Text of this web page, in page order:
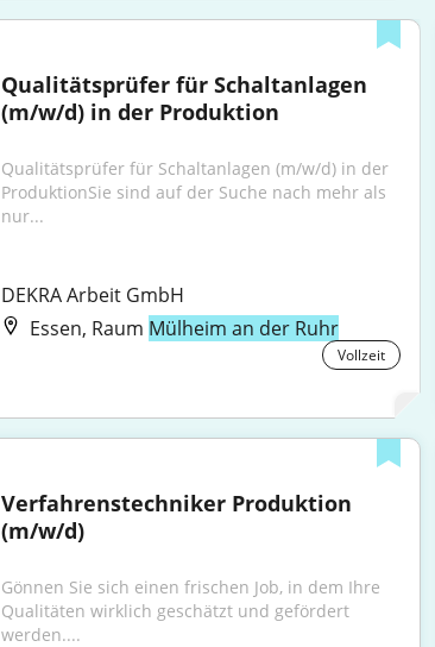
Qualitätsprüfer für Schaltanlagen
(m/w/d) in der Produktion
Qualitätsprüfer für Schaltanlagen (m/w/d) in der
ProduktionSie sind auf der Suche nach mehr als
nur...
DEKRA Arbeit GmbH
Essen, Raum Mülheim an der Ruhr
Vollzeit
Verfahrenstechniker Produktion
(m/w/d)
Gönnen Sie sich einen frischen Job, in dem Ihre
Qualitäten wirklich geschätzt und gefördert
werden....